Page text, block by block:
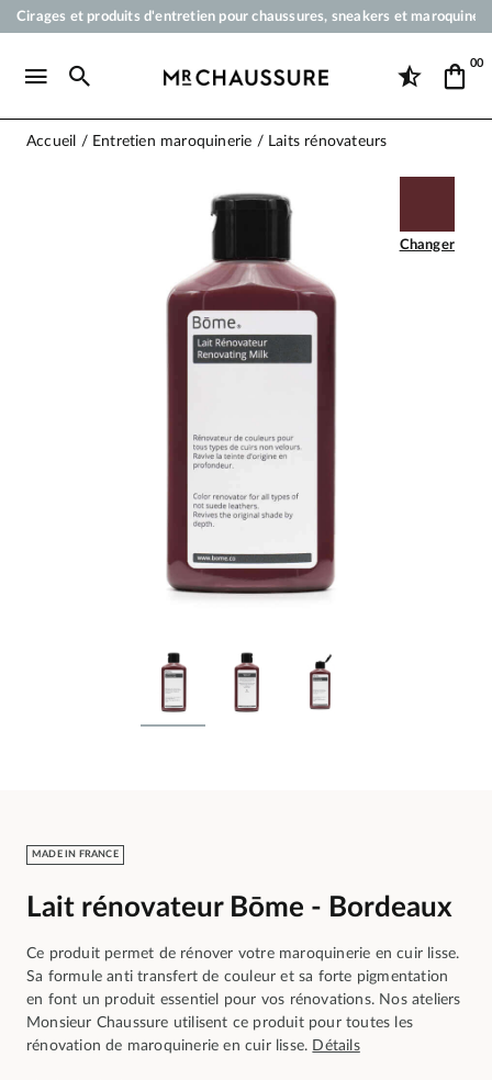
Cirages et produits d'entretien pour chaussures, sneakers et
Paiement en 3x 4x par carte bancaire dès 50 €
00
Accueil Entretien maroquinerie Laits rénovateurs
Changer
MADE IN FRANCE
Lait rénovateur Bōme - Bordeaux
Ce produit permet de rénover votre maroquinerie en cuir lisse.
Sa formule anti transfert de couleur et sa forte pigmentation
en font un produit essentiel pour vos rénovations. Nos ateliers
Monsieur Chaussure utilisent ce produit pour toutes les
rénovation de maroquinerie en cuir lisse. Détails